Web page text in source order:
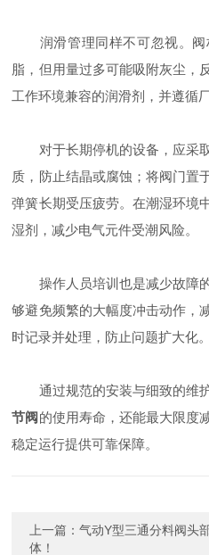
润滑管理同样不可忽视。阀
脂，但用量过多可能吸附灰尘，
工作环境兼容的润滑剂，并遵循
对于长期停机的设备，应采
质，防止结晶或腐蚀；将阀门置
弹簧长期受压疲劳。在潮湿环境
湿剂，减少电气元件受潮风险。
操作人员培训也是减少故障
够避免频繁的大幅度冲击动作，
时记录并处理，防止问题扩大化。
通过规范的安装与细致的维
节阀的使用寿命，还能最大限度
稳定运行提供可靠保障。
上一篇：气动Y型三通分料阀头
体！